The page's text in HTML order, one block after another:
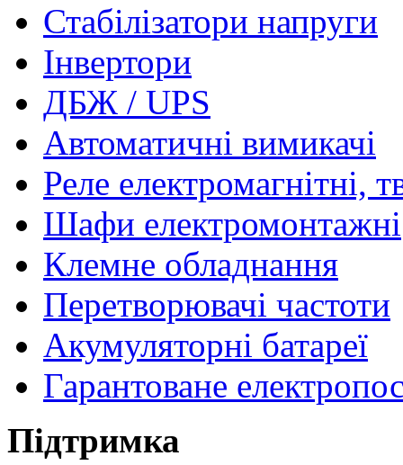
Стабілізатори напруги
Інвертори
ДБЖ / UPS
Автоматичні вимикачі
Реле електромагнітні,
Шафи електромонтажні
Клемне обладнання
Перетворювачі частоти
Акумуляторні батареї
Гарантоване
Підтримка